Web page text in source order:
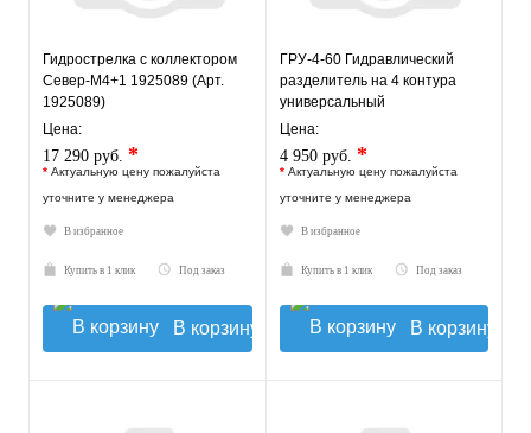
Гидрострелка с коллектором
Север-М4+1 1925089 (Арт.
1925089)
Цена:
17 290 руб. *
* Актуальную цену пожалуйста
уточните у менеджера
В избранное
Купить в 1 клик Под заказ
В корзину
ГРУ-4-60 Гидравлический
разделитель на 4 контура
универсальный
Цена:
4 950 руб. *
* Актуальную цену пожалуйста
уточните у менеджера
В избранное
Купить в 1 клик Под заказ
В корзину